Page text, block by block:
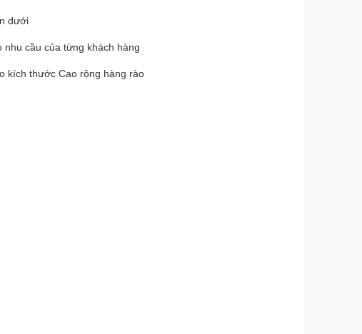
dưới
nhu cầu của từng khách hàng
kích thước Cao rộng hàng rào